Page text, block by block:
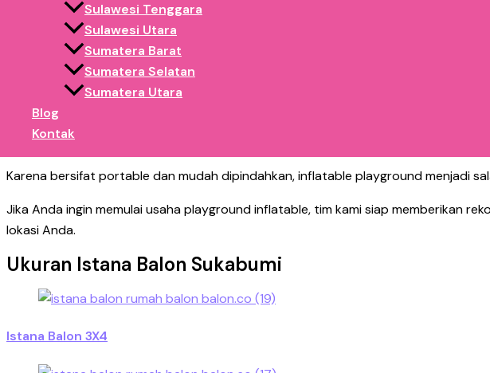
Sulawesi Tenggara
Sulawesi Utara
Sumatera Barat
Sumatera Selatan
Sumatera Utara
Blog
Kontak
Istana balon sangat cocok digunakan di berbagai lokasi keramaian seperti:
Car free day
lapangan publik
event hiburan malam
Acara sekolah
Festival UMKM
Karena bersifat portable dan mudah dipindahkan, inflatable playground menjadi
Jika Anda ingin memulai usaha playground inflatable, tim kami siap memberikan
lokasi Anda.
Ukuran Istana Balon Sukabumi
Istana Balon 3X4